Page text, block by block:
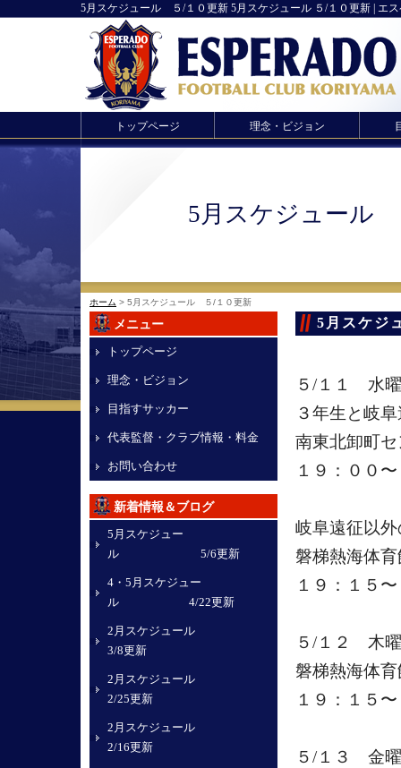
5月スケジュール ５/１０更新 5月スケジュール ５/１０更新 | エ
トップページ 理念・ビジョン
5月スケジュール
ホーム > 5月スケジュール ５/１０更新
5月スケジ
５/１１ 水
３年生と岐
南東北卸町
１９：００
岐阜遠征以
磐梯熱海体
１９：１５
５/１２ 木
磐梯熱海体
１９：１５
５/１３ 金
メニュー
トップページ
理念・ビジョン
目指すサッカー
代表監督・クラブ情報・料金
お問い合わせ
新着情報＆ブログ
5月スケジュー
ル 5/6更新
4・5月スケジュー
ル 4/22更新
2月スケジュール
3/8更新
2月スケジュール
2/25更新
2月スケジュール
2/16更新